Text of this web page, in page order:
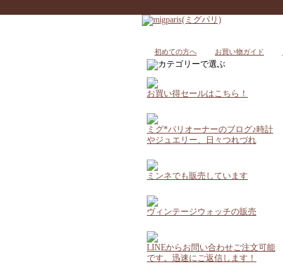
初めての方へ お買い物ガイド
お買い得セールはこちら！
ミグ*パリオーナーのブログ♪時計
やジュエリー、日々つれづれ
ミンネでも販売しています
ヴィンテージウォッチの販売
LINEからお問い合わせご注文可能
です。迅速にご返信します！